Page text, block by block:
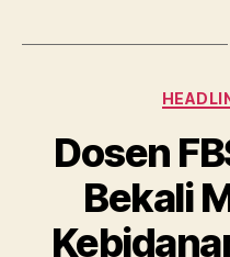
Dosen
Bekali